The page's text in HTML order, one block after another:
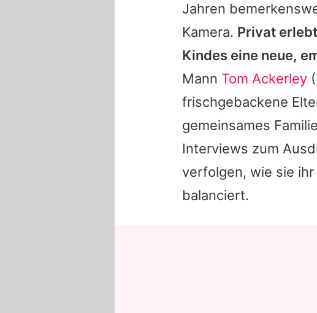
Jahren
Kamera. Privat
Kindes eine neue,
Mann Tom Ackerley
frischgebackene
gemeinsames
Interviews zum
verfolgen, wie sie
balanciert.